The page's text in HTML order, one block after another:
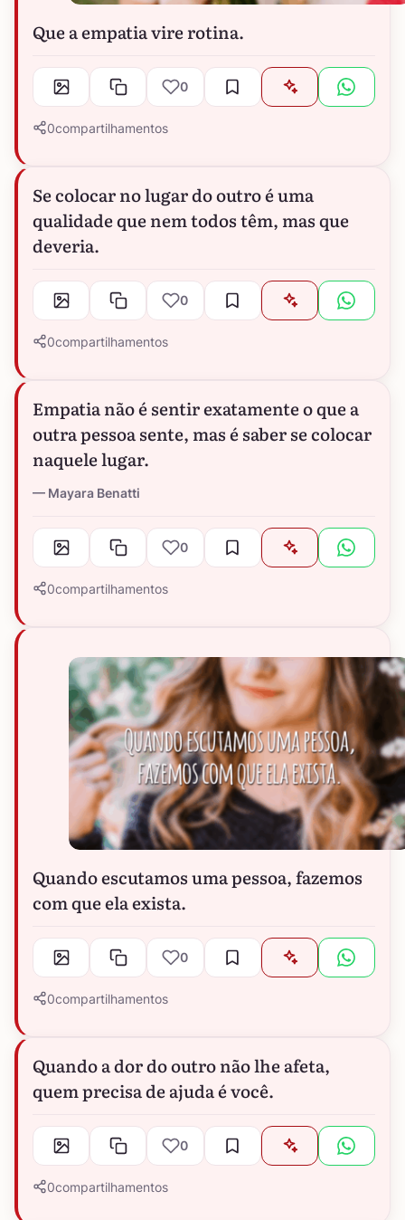
Que a empatia vire rotina.
0
0compartilhamentos
Se colocar no lugar do outro é uma
qualidade que nem todos têm, mas que
deveria.
0
0compartilhamentos
Empatia não é sentir exatamente o que a
outra pessoa sente, mas é saber se colocar
naquele lugar.
Mayara Benatti
0
0compartilhamentos
Quando escutamos uma pessoa, fazemos
com que ela exista.
0
0compartilhamentos
Quando a dor do outro não lhe afeta,
quem precisa de ajuda é você.
0
0compartilhamentos